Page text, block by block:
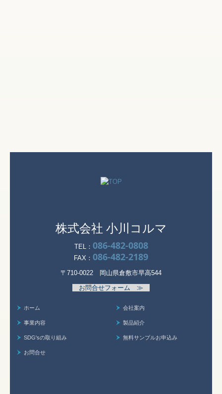
株式会社 小川コルマ
TEL： 086-482-0808
FAX： 086-482-2189
〒710-0022 岡山県倉敷市早高544
お問合せフォーム ≫
ホーム 会社案内
事業内容 製品紹介
SDG'sの取り組み 無料サンプルお申込み
お問合せ